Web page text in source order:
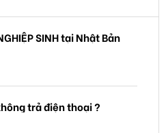
SINH tại Nhật Bản
trả điện thoại ?